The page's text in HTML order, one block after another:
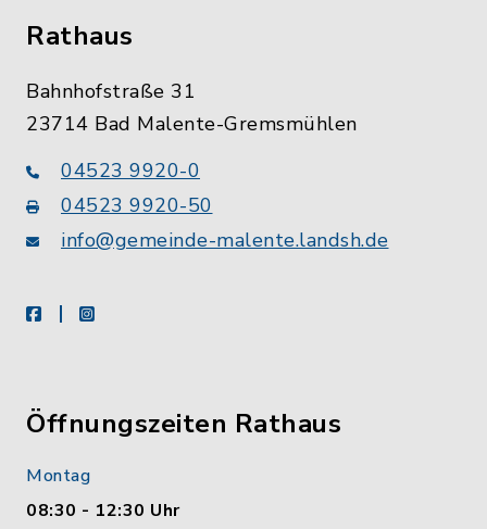
Rathaus
Bahnhofstraße 31
23714 Bad Malente-Gremsmühlen
04523 9920-0
04523 9920-50
info@gemeinde-malente.landsh.de
facebookinstagram
Öffnungszeiten Rathaus
Montag
08:30 - 12:30 Uhr